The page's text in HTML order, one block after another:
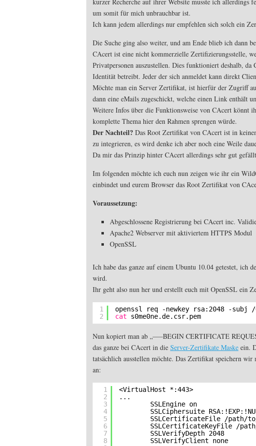
um somit für mich unbrauchbar ist.
Ich kann jedem allerdings nur empfehlen sich solch ein
Die Suche ging also weiter, und am Ende blieb ich dann
CAcert ist eine nicht kommerzielle Zertifizierungsstelle,
Privatpersonen auszustellen. Dies funktioniert deshalb,
Identität betreibt. Jeder der sich anmeldet kann direkt
Möchte man ein Server Zertifikat, ist hierfür der Zugriff
dann eine eMails zugeschickt, welche einen Link enthält
Weitere Infos über die Funktionsweise von CAcert könnt
komplette Thema hier den Rahmen sprengen würde.
Der Nachteil? Das Root Zertifikat von CAcert ist in
zu integrieren, es wird denke ich aber noch eine Weile
Da mir das Prinzip hinter CAcert allerdings sehr gut
Im folgenden möchte ich euch nun zeigen wie ihr ein
einbindet und eurem Browser das Root Zertifikat von
Voraussetzung:
Abgeschlossene Registrierung bei CAcert inc.
Apache2 Webserver mit aktiviertem HTTPS Modul
OpenSSL
Ich habe das ganze auf einem Ubuntu 10.04 getestet, ich
wird.
Ihr geht also nun her und erstellt euch mit OpenSSL ein
1
2
openssl req -newkey rsa:2048 -subj /
cat
s0me0ne.de.csr.pem
Nun kopiert man ab „—–BEGIN CERTIFICATE
das ganze bei CAcert in die Server-Zertifikate Maske ein.
tatsächlich ausstellen möchte. Das Zertifikat speichern wir
an:
1
2
3
4
5
6
7
8
<VirtualHost *:443>
...
SSLEngine on
SSLCiphersuite
SSLCertificateFile
/path/
SSLCertificateKeyFile
/
SSLVerifyDepth 2048
SSLVerifyClient none